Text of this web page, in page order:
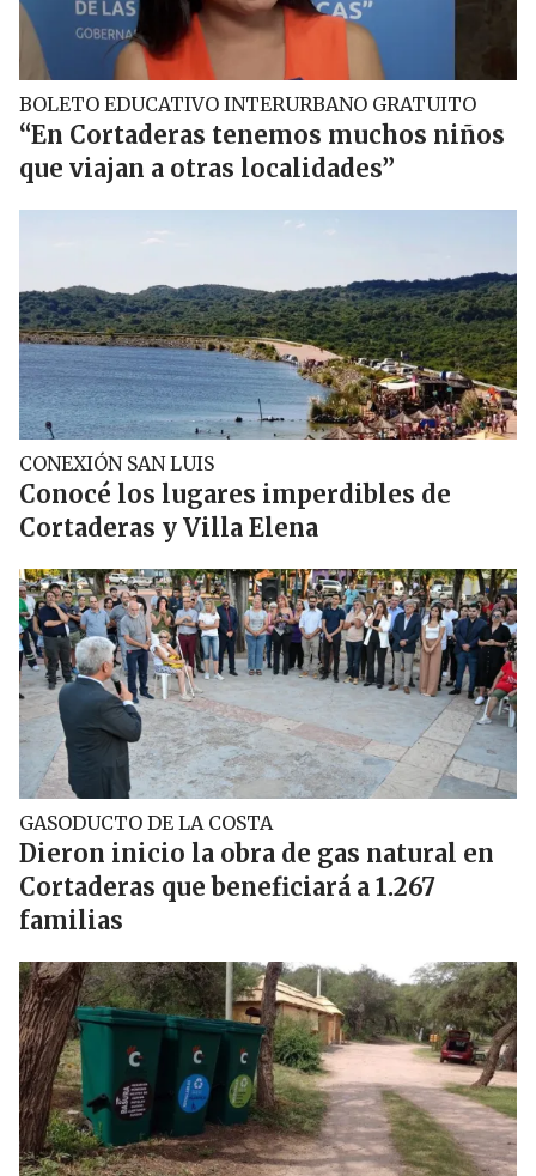
BOLETO EDUCATIVO INTERURBANO GRATUITO
“En Cortaderas tenemos muchos niños
que viajan a otras localidades”
CONEXIÓN SAN LUIS
Conocé los lugares imperdibles de
Cortaderas y Villa Elena
GASODUCTO DE LA COSTA
Dieron inicio la obra de gas natural en
Cortaderas que beneficiará a 1.267
familias